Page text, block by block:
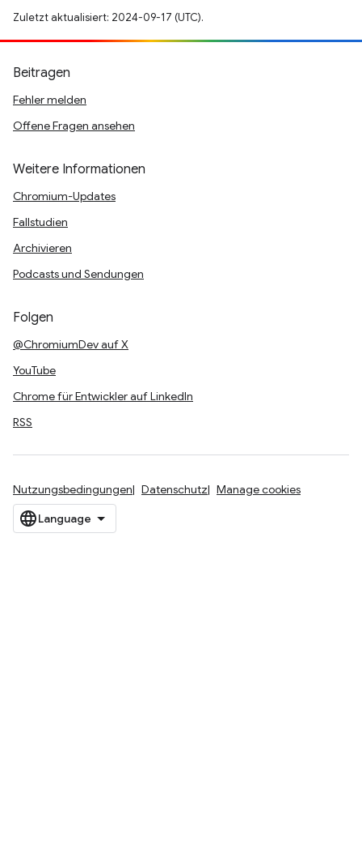
Zuletzt aktualisiert: 2024-09-17 (UTC).
Beitragen
Fehler melden
Offene Fragen ansehen
Weitere Informationen
Chromium-Updates
Fallstudien
Archivieren
Podcasts und Sendungen
Folgen
@ChromiumDev auf X
YouTube
Chrome für Entwickler auf LinkedIn
RSS
Nutzungsbedingungen Datenschutz Manage cookies